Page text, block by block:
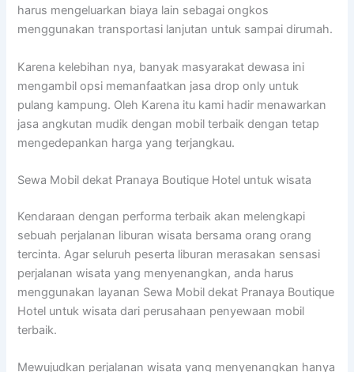
harus mengeluarkan biaya lain sebagai ongkos
menggunakan transportasi lanjutan untuk sampai dirumah.
Karena kelebihan nya, banyak masyarakat dewasa ini
mengambil opsi memanfaatkan jasa drop only untuk
pulang kampung. Oleh Karena itu kami hadir menawarkan
jasa angkutan mudik dengan mobil terbaik dengan tetap
mengedepankan harga yang terjangkau.
Sewa Mobil dekat Pranaya Boutique Hotel untuk wisata
Kendaraan dengan performa terbaik akan melengkapi
sebuah perjalanan liburan wisata bersama orang orang
tercinta. Agar seluruh peserta liburan merasakan sensasi
perjalanan wisata yang menyenangkan, anda harus
menggunakan layanan Sewa Mobil dekat Pranaya Boutique
Hotel untuk wisata dari perusahaan penyewaan mobil
terbaik.
Mewujudkan perjalanan wisata yang menyenangkan hanya